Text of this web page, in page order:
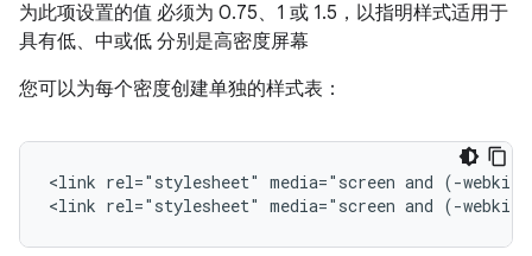
为此项设置的值 必须为 0.75、1 或 1.5，以指明样式适用于
具有低、中或低 分别是高密度屏幕
您可以为每个密度创建单独的样式表：
<link rel="stylesheet" media="screen and (-
<link rel="stylesheet" media="screen and (-